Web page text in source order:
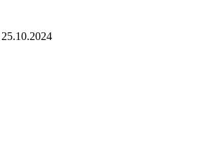
25.10.2024